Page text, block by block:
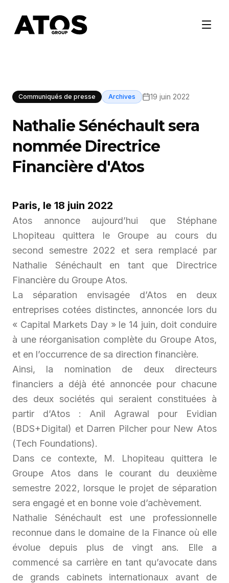
Communiqués de presse Archives 19 juin 2022
Nathalie Sénéchault sera
nommée Directrice
Financière d'Atos
Paris, le 18 juin 2022
Atos annonce aujourd’hui que Stéphane
Lhopiteau quittera le Groupe au cours du
second semestre 2022 et sera remplacé par
Nathalie Sénéchault en tant que Directrice
Financière du Groupe Atos.
La séparation envisagée d’Atos en deux
entreprises cotées distinctes, annoncée lors du
« Capital Markets Day » le 14 juin, doit conduire
à une réorganisation complète du Groupe Atos,
et en l’occurrence de sa direction financière.
Ainsi, la nomination de deux directeurs
financiers a déjà été annoncée pour chacune
des deux sociétés qui seraient constituées à
partir d’Atos : Anil Agrawal pour Evidian
(BDS+Digital) et Darren Pilcher pour New Atos
(Tech Foundations).
Dans ce contexte, M. Lhopiteau quittera le
Groupe Atos dans le courant du deuxième
semestre 2022, lorsque le projet de séparation
sera engagé et en bonne voie d’achèvement.
Nathalie Sénéchault est une professionnelle
reconnue dans le domaine de la Finance où elle
évolue depuis plus de vingt ans. Elle a
commencé sa carrière en tant qu’avocate dans
de grands cabinets internationaux avant de